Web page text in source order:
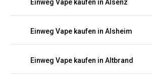
Einweg Vape kaufen in Alsenz
Einweg Vape kaufen in Alsheim
Einweg Vape kaufen in Altbrand